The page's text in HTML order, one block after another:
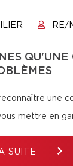
RE/
une
mettre en
SUITE